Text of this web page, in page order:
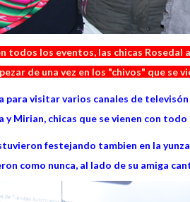
todos los eventos, las chicas Rosedal
de una vez en los "chivos" que se
para visitar varios canales de
y Mirian, chicas que se vienen con
festejando tambien en la
como nunca, al lado de su amiga